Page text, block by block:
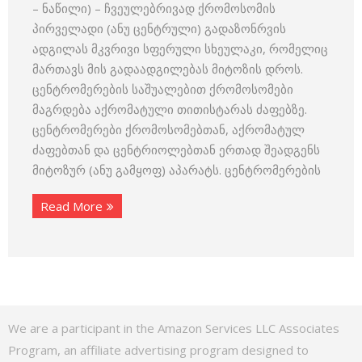
– ნაწილი) – ჩვეულებრივად ქრომოსომის
პირველადი (ანუ ცენტრული) გადაზონრვის
ადგილას მკვრივი სფერული სხეულაკი, რომელიც
მართავს მის გადაადგილებას მიტოზის დროს.
ცენტრომერების საშუალებით ქრომოსომები
მაგრდება აქრომატული თითისტარას ძაფებზე.
ცენტრომერები ქრომოსომებთან, აქრომატულ
ძაფებთან და ცენტრიოლებთან ერთად შეადგენს
მიტოზურ (ანუ გამყოფ) აპარატს. ცენტრომერების
Read More
We are a participant in the Amazon Services LLC Associates
Program, an affiliate advertising program designed to